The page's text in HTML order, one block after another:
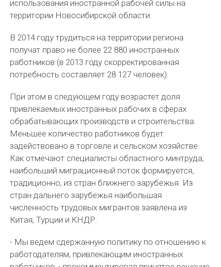
использования иностранной рабочей силы на
территории Новосибирской области.
В 2014 году трудиться на территории региона
получат право не более 22 880 иностранных
работников (в 2013 году скорректированная
потребность составляет 28 127 человек).
При этом в следующем году возрастет доля
привлекаемых иностранных рабочих в сферах
обрабатывающих производств и строительства.
Меньшее количество работников будет
задействовано в торговле и сельском хозяйстве.
Как отмечают специалисты областного минтруда,
наибольший миграционный поток формируется,
традиционно, из стран ближнего зарубежья. Из
стран дальнего зарубежья наибольшая
численность трудовых мигрантов заявлена из
Китая, Турции и КНДР.
- Мы ведем сдержанную политику по отношению к
работодателям, привлекающим иностранных